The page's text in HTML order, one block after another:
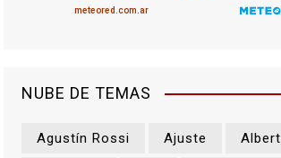
NUBE DE TEMAS
Agustín Rossi Ajuste